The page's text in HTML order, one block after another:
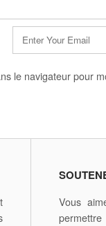
le navigateur pour
Vous